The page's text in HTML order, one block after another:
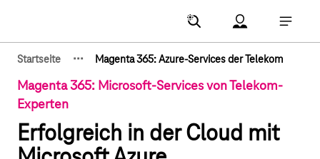
Account Menu
Startseite
Zeige verborgene Breadcrumb-Elemente
··· Magenta 365: Azure-Services der Telekom
Magenta 365: Microsoft-Services von Telekom-
Experten
Erfolgreich in der Cloud mit